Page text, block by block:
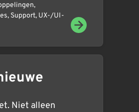
,
, Support, UX-/UI-
Niet alleen